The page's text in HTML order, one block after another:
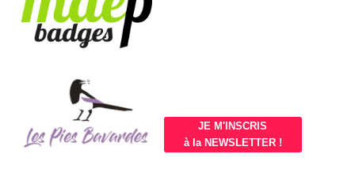
JE M'INSCRIS
à la NEWSLETTER !